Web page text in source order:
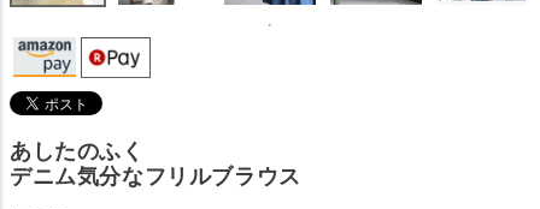
あしたのふく
デニム気分なフリルブラウス